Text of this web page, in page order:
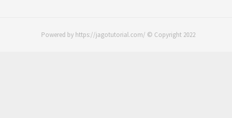
Powered by https://jagotutorial.com/ © Copyright 2022